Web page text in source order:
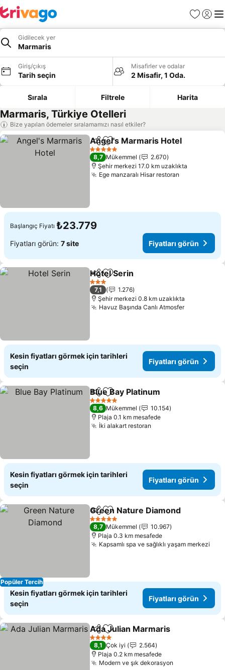
Favoriler
Giriş
Gidilecek yer
Marmaris
Giriş/çıkış
Tarih seçin
Misafirler ve odalar
2 Misafir, 1 Oda.
Sırala Filtrele Harita
Marmaris, Türkiye Otelleri
Bize yapılan ödemeler sıralamamızı nasıl etkiler?
PaylaşFavorilerime ekle
Angel's Marmaris Hotel
5 Yıldız
8,7 Mükemmel
2.670
Şehir merkezi 17.0 km uzaklıkta
Ege manzaralı Hisar restoran
Başlangıç Fiyatı ₺23.779
Fiyatları görün: 7 site Fiyatları görün
PaylaşFavorilerime ekle
Hotel Serin
3 Yıldız
7,1
1.276
Şehir merkezi 0.8 km uzaklıkta
Havuz Başında Canlı AtmosferFiyatları
Kesin fiyatları görmek için tarihleri
seçin
Fiyatları görün
PaylaşFavorilerime ekle
Blue Bay Platinum
5 Yıldız
8,6 Mükemmel
10.154
Plaja 0.1 km mesafede
İki alakart restoran
Kesin fiyatları görmek için tarihleri
seçin
Fiyatları görün
Popüler Tercih
PaylaşFavorilerime ekle
Green Nature Diamond
5 Yıldız
8,7 Mükemmel
10.967
Plaja 0.3 km mesafede
Kapsamlı spa ve sağlıklı yaşam merkezi
Kesin fiyatları görmek için tarihleri
seçin
Fiyatları görün
PaylaşFavorilerime ekle
Ada Julian Marmaris
4 Yıldız
8,1 Çok iyi
2.564
Plaja 0.2 km mesafede
Modern ve şık dekorasyon